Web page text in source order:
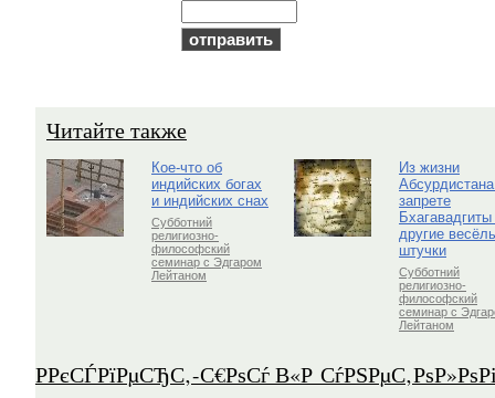
Читайте также
Кое-что об
индийских богах
и индийских снах
Субботний
религиозно-
философский
семинар с Эдгаром
Лейтаном
Из жизни
запрете
Бхагавадгиты
другие
штучки
Субботний
религиозно-
философский
семинар с
Лейтаном
Р­РєСЃРїРµСЂС‚-С€РѕСѓ В«Р